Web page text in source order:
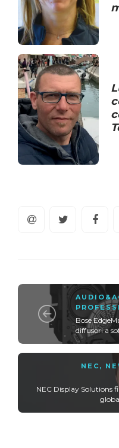
Bose
diffusori a
NEC ,
NEC Display Solutions